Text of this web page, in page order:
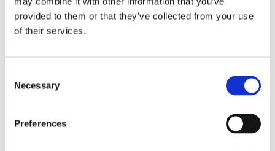
provided to them or that they’ve collected from your use
of their services.
Selection
Necessary
Preferences
Recent posts.